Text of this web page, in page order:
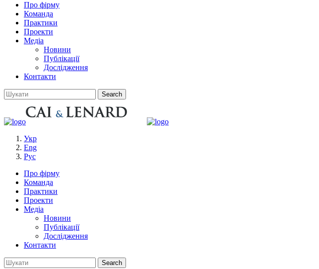
Про фірму
Команда
Практики
Проекти
Медіа
Новини
Публікації
Дослідження
Контакти
Укр
Eng
Рус
Про фірму
Команда
Практики
Проекти
Медіа
Новини
Публікації
Дослідження
Контакти